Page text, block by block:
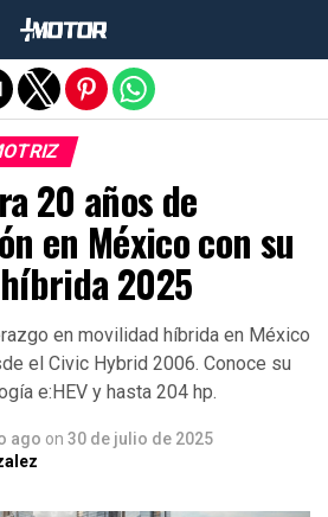
20 años de
en México con su
2025
en movilidad híbrida en México
el Civic Hybrid 2006. Conoce su
e:HEV y hasta 204 hp.
ago on 30 de julio de 2025
de la versión móvil